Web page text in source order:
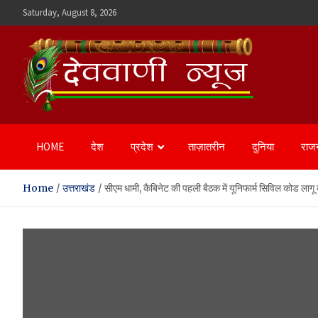
to
content
Saturday, August 8, 2026
Devvani News Portal
HOME देश प्रदेश ताज़ातरीन दुनिया
Home उत्तराखंड सीएम धामी, कैबिनेट की पहली बैठक में यूनिफार्म सिविल कोड